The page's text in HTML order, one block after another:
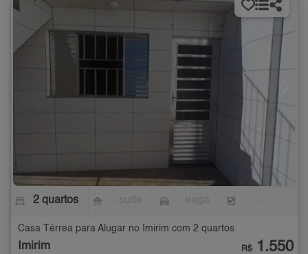
2 quartos
Casa Térrea para Alugar no Imirim com 2 quartos
Imirim R$ 1.550